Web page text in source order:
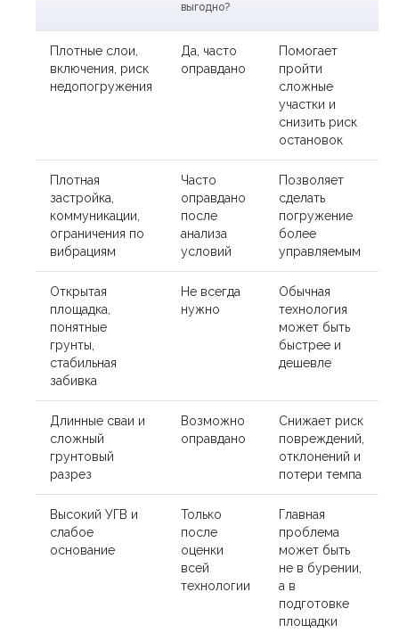
выгодно?
Плотные слои,
включения, риск
недопогружения
Да, часто
оправдано
Помогает
пройти
сложные
участки и
снизить риск
остановок
Плотная
застройка,
коммуникации,
ограничения по
вибрациям
Часто
оправдано
после
анализа
условий
Позволяет
сделать
погружение
более
управляемым
Открытая
площадка,
понятные
грунты,
стабильная
забивка
Не всегда
нужно
Обычная
технология
может быть
быстрее и
дешевле
Длинные сваи и
сложный
грунтовый
разрез
Возможно
оправдано
Снижает риск
повреждений,
отклонений и
потери темпа
Высокий УГВ и
слабое
основание
Только
после
оценки
всей
технологии
Главная
проблема
может быть
не в бурении,
а в
подготовке
площадки